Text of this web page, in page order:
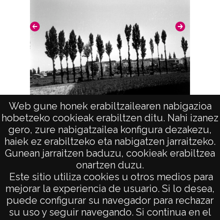
Web gune honek erabiltzailearen nabigazioa
hobetzeko cookieak erabiltzen ditu. Nahi izanez
gero, zure nabigatzailea konfigura dezakezu,
haiek ez erabiltzeko eta nabigatzen jarraitzeko.
Gunean jarraitzen baduzu, cookieak erabiltzea
onartzen duzu.
Este sitio utiliza cookies u otros medios para
mejorar la experiencia de usuario. Si lo desea,
puede configurar su navegador para rechazar
su uso y seguir navegando. Si continua en el
CC BY-NC-SA 4.0
Vista
AVISO LEGAL
POLÍTICA DE PRIVACIDAD
ACCESIBILIDAD
ATENCIÓN CIUDADANA